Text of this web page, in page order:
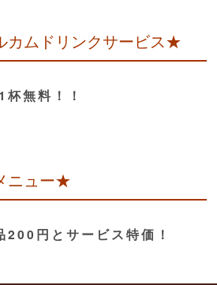
ムドリンクサービス★
無料！！
ニュー★
円とサービス特価！